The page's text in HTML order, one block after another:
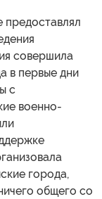
предоставлял
совершила
в первые дни
с
военно-
города,
общего со